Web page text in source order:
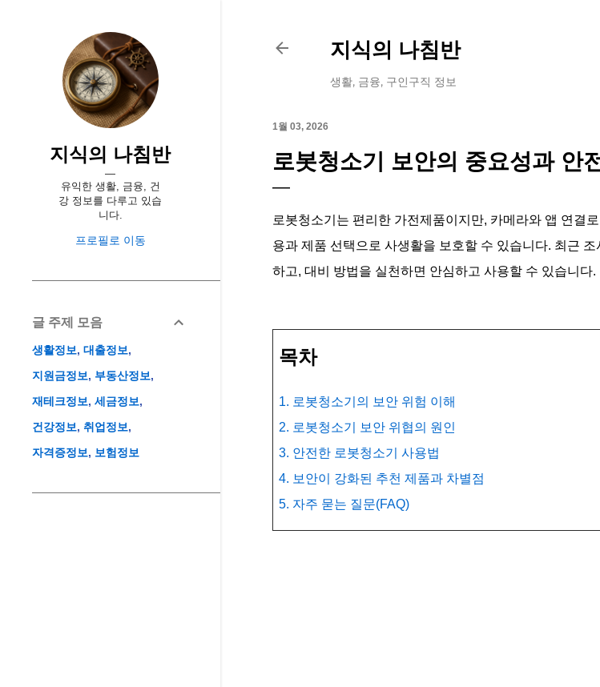
지식의 나침반
생활, 금융, 구인구직 정보
1월 03, 2026
로봇청소기 보안의 중요성과 안
로봇청소기는 편리한 가전제품이지만, 카메라와 앱 연결
용과 제품 선택으로 사생활을 보호할 수 있습니다. 최근
하고, 대비 방법을 실천하면 안심하고 사용할 수 있습니다.
목차
1. 로봇청소기의 보안 위험 이해
2. 로봇청소기 보안 위협의 원인
3. 안전한 로봇청소기 사용법
4. 보안이 강화된 추천 제품과 차별점
5. 자주 묻는 질문(FAQ)
지식의 나침반
유익한 생활, 금융, 건
강 정보를 다루고 있습
니다.
프로필로 이동
글 주제 모음
생활정보
대출정보
지원금정보
부동산정보
재테크정보
세금정보
건강정보
취업정보
자격증정보
보험정보